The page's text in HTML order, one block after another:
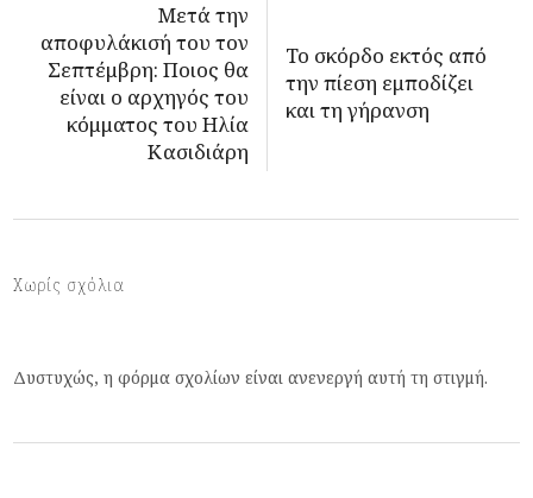
Μετά την
αποφυλάκισή του τον
Σεπτέμβρη: Ποιος θα
είναι ο αρχηγός του
κόμματος του Ηλία
Κασιδιάρη
Το σκόρδο εκτός από
την πίεση εμποδίζει
και τη γήρανση
Χωρίς σχόλια
Δυστυχώς, η φόρμα σχολίων είναι ανενεργή αυτή τη στιγμή.